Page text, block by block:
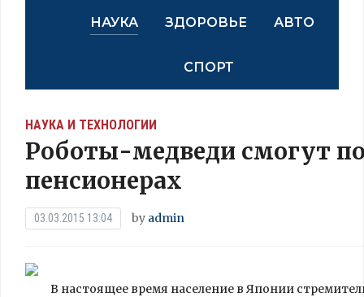
НАУКА ЗДОРОВЬЕ АВТО
СПОРТ
НАУКА И ТЕХНОЛОГИИ
Роботы-медведи смогут
пенсионерах
03.03.2015 13:04 by admin
В настоящее время население в Японии